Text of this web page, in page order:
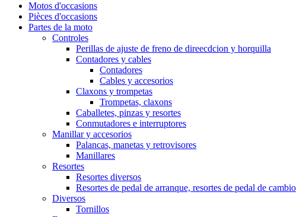
Motos d'occasions
Pièces d'occasions
Partes de la moto
Controles
Perillas de ajuste de freno de direecdcion y horquilla
Contadores y cables
Contadores
Cables y accesorios
Claxons y trompetas
Trompetas, claxons
Caballetes, pinzas y resortes
Conmutadores e interruptores
Manillar y accesorios
Palancas, manetas y retrovisores
Manillares
Resortes
Resortes diversos
Resortes de pedal de arranque, resortes de pedal de cambio
Diversos
Tornillos